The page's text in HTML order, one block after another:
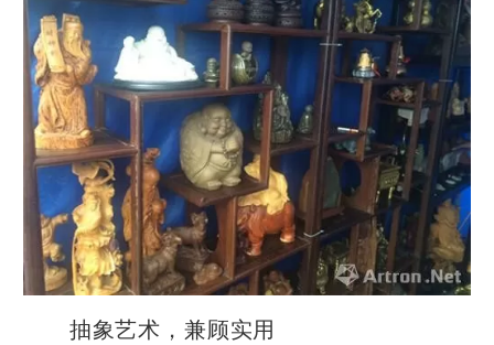
抽象艺术，兼顾实用